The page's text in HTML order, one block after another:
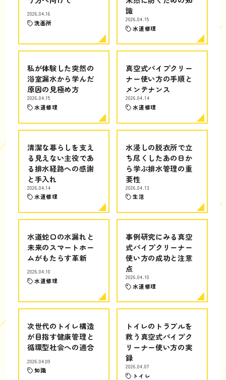
2026.04.16
洗面所
識
2026.04.15
水道修理
私が体験した突然の
浴室漏水から学んだ
原因の見極め方
2026.04.15
水道修理
真空式パイプクリー
ナー使い方の手順と
メンテナンス
2026.04.14
水道修理
清潔な暮らしを支え
る見えない主役であ
る排水経路への感謝
と手入れ
2026.04.14
水道修理
水浸しの脱衣所で立
ち尽くしたあの日か
ら学ぶ排水管理の重
要性
2026.04.13
生活
水道蛇口の水漏れと
未来のスマートホー
ムがもたらす革新
2026.04.10
水道修理
事例研究にみる真空
式パイプクリーナー
使い方の成功と注意
点
2026.04.10
水道修理
次世代のトイレ構造
が目指す健康管理と
循環型社会への適合
2026.04.09
知識
トイレのトラブルを
救う真空式パイプク
リーナー使い方の実
録
2026.04.07
トイレ